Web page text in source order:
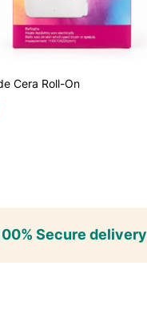
Cera Roll-On
Secure delivery